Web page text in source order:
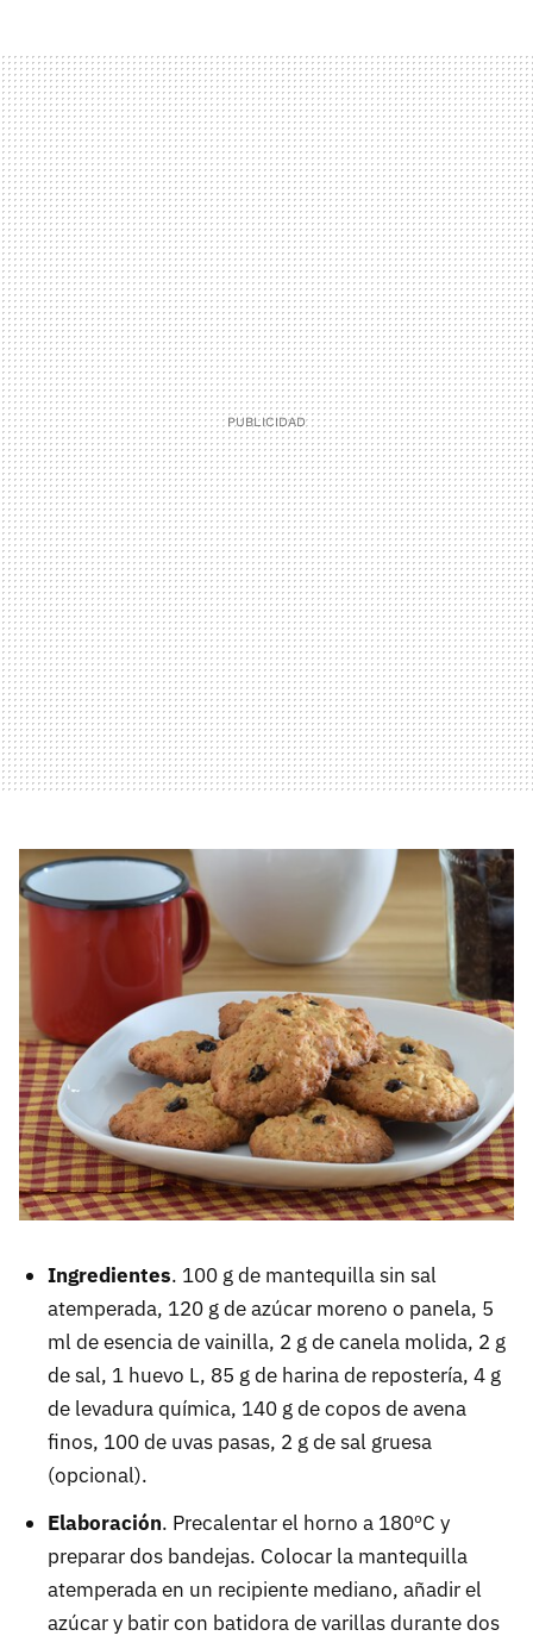
Ingredientes. 100 g de mantequilla sin sal
atemperada, 120 g de azúcar moreno o panela, 5
ml de esencia de vainilla, 2 g de canela molida, 2 g
de sal, 1 huevo L, 85 g de harina de repostería, 4 g
de levadura química, 140 g de copos de avena
finos, 100 de uvas pasas, 2 g de sal gruesa
(opcional).
Elaboración. Precalentar el horno a 180ºC y
preparar dos bandejas. Colocar la mantequilla
atemperada en un recipiente mediano, añadir el
azúcar y batir con batidora de varillas durante dos